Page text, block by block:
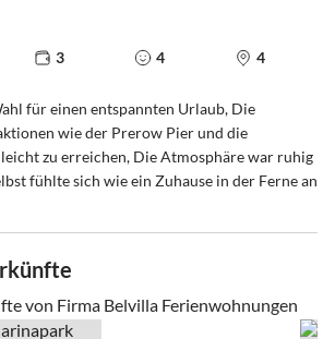
3 4 4
für einen entspannten Urlaub, Die
wie der Prerow Pier und die
zu erreichen, Die Atmosphäre war ruhig
fühlte sich wie ein Zuhause in der Ferne an
von Firma Belvilla Ferienwohnungen